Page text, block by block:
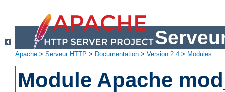
Apache > Serveur HTTP > Documentation > Version 2.4 > Modules
Module Apache